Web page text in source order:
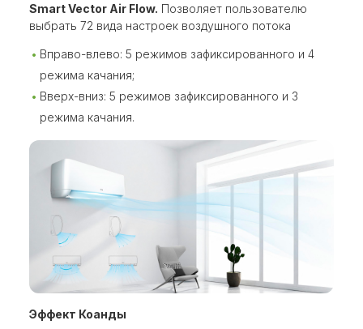
Smart Vector Air Flow. Позволяет пользователю
выбрать 72 вида настроек воздушного потока
Вправо-влево: 5 режимов зафиксированного и 4
режима качания;
Вверх-вниз: 5 режимов зафиксированного и 3
режима качания.
Эффект Коанды